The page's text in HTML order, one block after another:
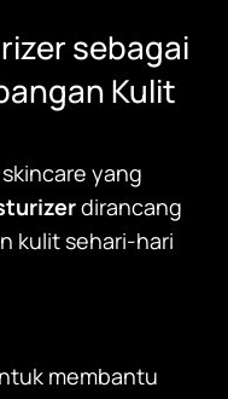
sebagai
Kulit
yang
dirancang
kulit sehari-hari
membantu